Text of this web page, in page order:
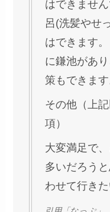
はできませ
呂(洗髪やせ
はできます
に鎌池があ
策もできます
その他（上
項）
大変満足で
多いだろう
わせて行きた